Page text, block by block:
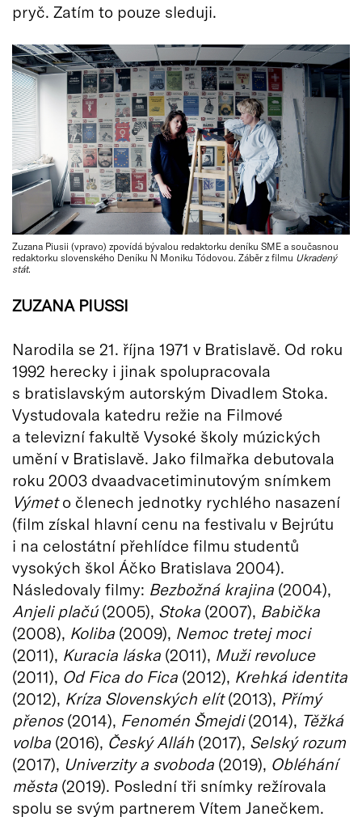
pryč. Zatím to pouze sleduji.
Zuzana Piusii (vpravo) zpovídá bývalou redaktorku deníku SME a současnou
redaktorku slovenského Deníku N Moniku Tódovou. Záběr z filmu Ukradený
stát.
ZUZANA PIUSSI
Narodila se 21. října 1971 v Bratislavě. Od roku
1992 herecky i jinak spolupracovala
s bratislavským autorským Divadlem Stoka.
Vystudovala katedru režie na Filmové
a televizní fakultě Vysoké školy múzických
umění v Bratislavě. Jako filmařka debutovala
roku 2003 dvaadvacetiminutovým snímkem
Výmeto členech jednotky rychlého nasazení
(film získal hlavní cenu na festivalu v Bejrútu
i na celostátní přehlídce filmu studentů
vysokých škol Áčko Bratislava 2004).
Následovaly filmy: Bezbožná krajina (2004),
Anjeli plačú(2005), Stoka (2007), Babička
(2008), Koliba (2009), Nemoc tretej moci
(2011), Kuracia láska (2011), Muži revoluce
(2011), Od Fica do Fica (2012), Krehká identita
(2012), Kríza Slovenských elít(2013), Přímý
přenos(2014), Fenomén Šmejdi(2014), Těžká
volba (2016), Český Alláh (2017), Selský rozum
(2017), Univerzity a svoboda (2019), Obléhání
města (2019). Poslední tři snímky režírovala
spolu se svým partnerem Vítem Janečkem.